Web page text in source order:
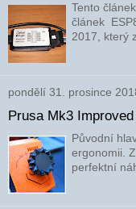
Tento
článek
2017, který
pondělí 31. prosince
Prusa Mk3
Původní
ergonomii.
perfektní